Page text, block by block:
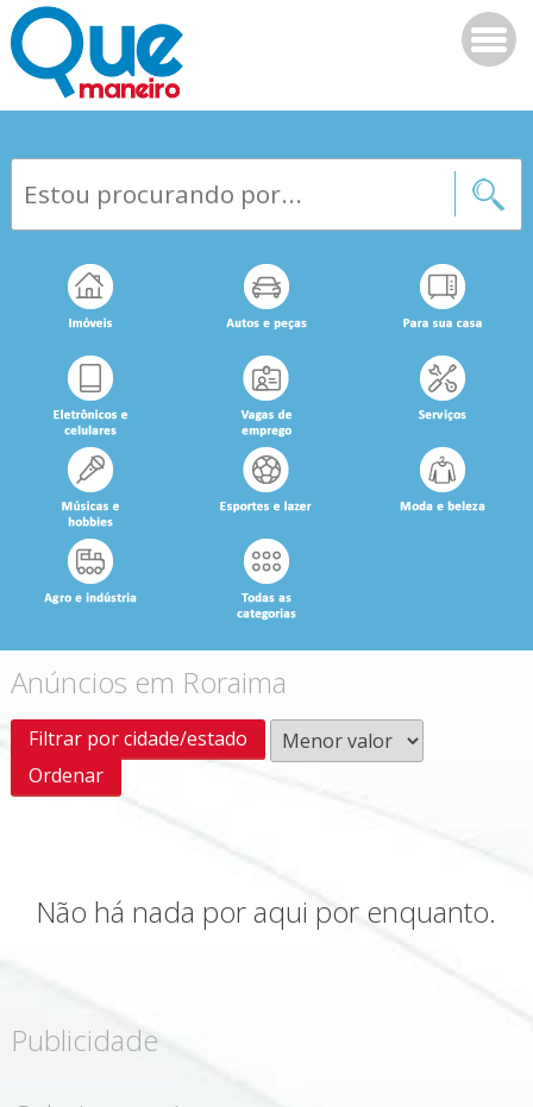
Anúncios em Roraima
Filtrar por cidade/estado
Não há nada por aqui por enquanto.
Publicidade